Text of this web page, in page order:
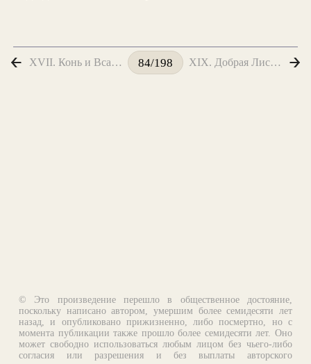
XVII. Конь и Всадник 84/198 XIX. Добрая Лисица
© Это произведение перешло в общественное достояние,
поскольку написано автором, умершим более семидесяти лет
назад, и опубликовано прижизненно, либо посмертно, но с
момента публикации также прошло более семидесяти лет. Оно
может свободно использоваться любым лицом без чьего-либо
согласия или разрешения и без выплаты авторского